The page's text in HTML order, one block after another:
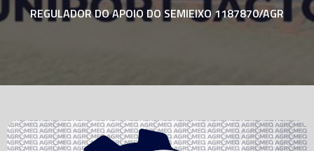
REGULADOR DO APOIO DO SEMIEIXO 1187870/AGR